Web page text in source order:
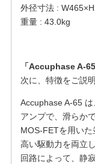
外径寸法 :
重量 : 43.0kg
「Accuphase A-65
次に、特徴をご説
Accuphase A-65
アンプで、滑らか
MOS-FETを用い
高い駆動力を両立
回路によって、静